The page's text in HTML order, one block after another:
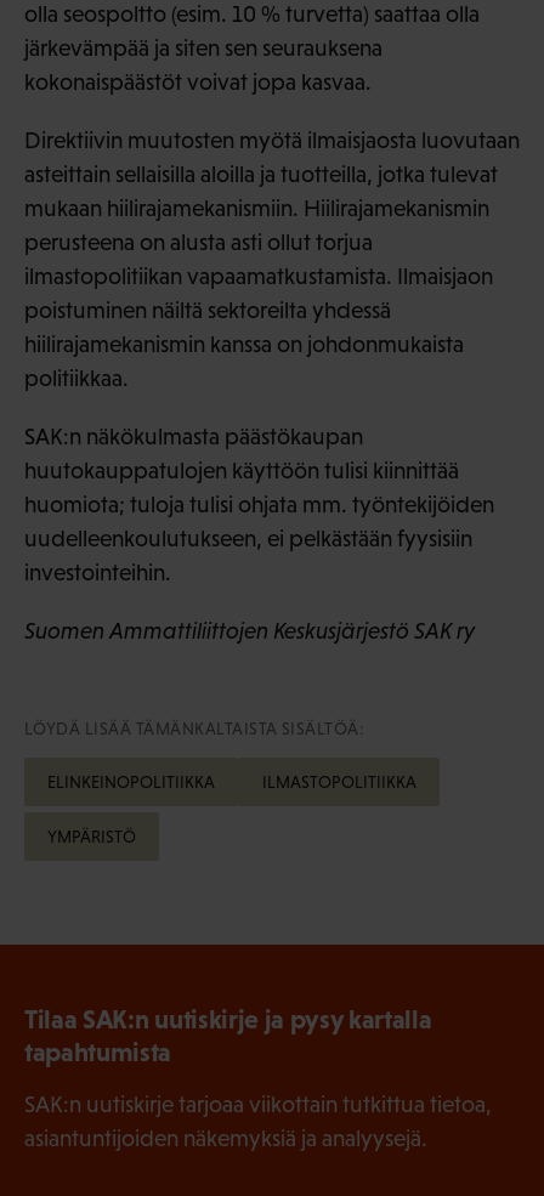
olla seospoltto (esim. 10 % turvetta) saattaa olla
järkevämpää ja siten sen seurauksena
kokonaispäästöt voivat jopa kasvaa.
Direktiivin muutosten myötä ilmaisjaosta luovutaan
asteittain sellaisilla aloilla ja tuotteilla, jotka tulevat
mukaan hiilirajamekanismiin. Hiilirajamekanismin
perusteena on alusta asti ollut torjua
ilmastopolitiikan vapaamatkustamista. Ilmaisjaon
poistuminen näiltä sektoreilta yhdessä
hiilirajamekanismin kanssa on johdonmukaista
politiikkaa.
SAK:n näkökulmasta päästökaupan
huutokauppatulojen käyttöön tulisi kiinnittää
huomiota; tuloja tulisi ohjata mm. työntekijöiden
uudelleenkoulutukseen, ei pelkästään fyysisiin
investointeihin.
Suomen Ammattiliittojen Keskusjärjestö SAK ry
LÖYDÄ LISÄÄ TÄMÄNKALTAISTA SISÄLTÖÄ:
ELINKEINOPOLITIIKKA ILMASTOPOLITIIKKA
YMPÄRISTÖ
Tilaa SAK:n uutiskirje ja pysy kartalla
tapahtumista
SAK:n uutiskirje tarjoaa viikottain tutkittua tietoa,
asiantuntijoiden näkemyksiä ja analyysejä.